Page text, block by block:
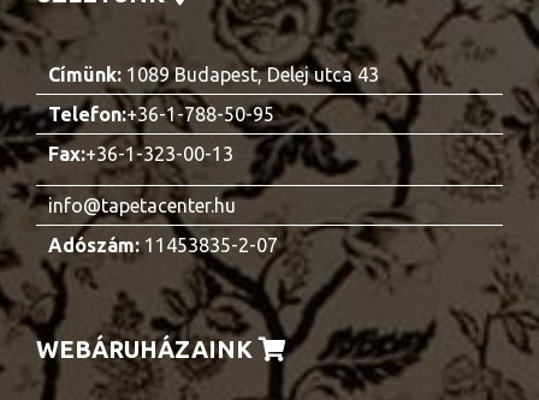
Címünk: 1089 Budapest, Delej utca 43
Telefon:+36-1-788-50-95
Fax:+36-1-323-00-13
info@tapetacenter.hu
Adószám:11453835-2-07
WEBÁRUHÁZAINK